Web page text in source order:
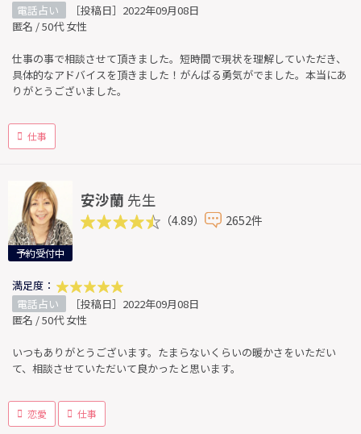
電話占い
［投稿日］2022年09月08日
匿名 / 50代 女性
仕事の事で相談させて頂きました。短時間で現状を理解していただき、
具体的なアドバイスを頂きました！がんばる勇気がでました。本当にあ
りがとうございました。
仕事
予約受付中
安沙蘭 先生
（4.89） 2652件
満足度：
電話占い
［投稿日］2022年09月08日
匿名 / 50代 女性
いつもありがとうございます。たまらないくらいの暖かさをいただい
て、相談させていただいて良かったと思います。
恋愛 仕事